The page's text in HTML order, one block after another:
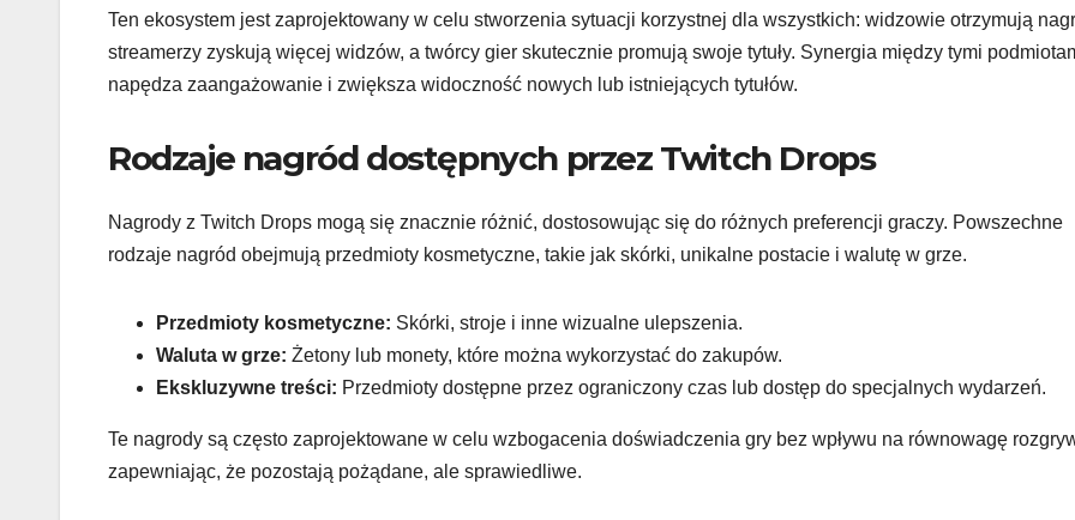
Ten ekosystem jest zaprojektowany w celu stworzenia sytuacji korzystnej dla wszystkich: widzowie otrzymują
streamerzy zyskują więcej widzów, a twórcy gier skutecznie promują swoje tytuły. Synergia między tymi
napędza zaangażowanie i zwiększa widoczność nowych lub istniejących tytułów.
Rodzaje nagród dostępnych przez Twitch Drops
Nagrody z Twitch Drops mogą się znacznie różnić, dostosowując się do różnych preferencji graczy. Powszechne
rodzaje nagród obejmują przedmioty kosmetyczne, takie jak skórki, unikalne postacie i walutę w grze.
Przedmioty kosmetyczne: Skórki, stroje i inne wizualne ulepszenia.
Waluta w grze: Żetony lub monety, które można wykorzystać do zakupów.
Ekskluzywne treści: Przedmioty dostępne przez ograniczony czas lub dostęp do specjalnych wydarzeń.
Te nagrody są często zaprojektowane w celu wzbogacenia doświadczenia gry bez wpływu na równowagę
zapewniając, że pozostają pożądane, ale sprawiedliwe.